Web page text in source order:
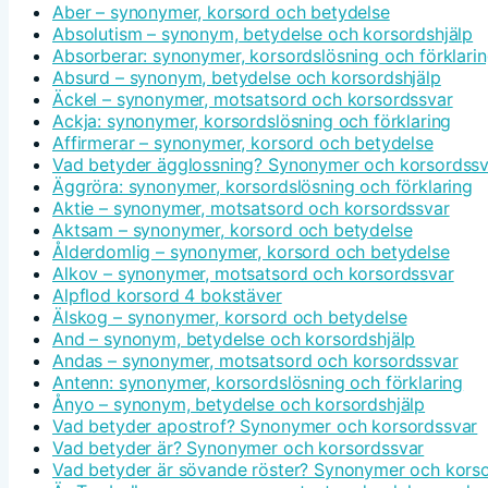
Aber – synonymer, korsord och betydelse
Absolutism – synonym, betydelse och korsordshjälp
Absorberar: synonymer, korsordslösning och
Absurd – synonym, betydelse och korsordshjälp
Äckel – synonymer, motsatsord och korsordssvar
Ackja: synonymer, korsordslösning och förklaring
Affirmerar – synonymer, korsord och betydelse
Vad betyder ägglossning? Synonymer och
Äggröra: synonymer, korsordslösning och förklaring
Aktie – synonymer, motsatsord och korsordssvar
Aktsam – synonymer, korsord och betydelse
Ålderdomlig – synonymer, korsord och betydelse
Alkov – synonymer, motsatsord och korsordssvar
Alpflod korsord 4 bokstäver
Älskog – synonymer, korsord och betydelse
And – synonym, betydelse och korsordshjälp
Andas – synonymer, motsatsord och korsordssvar
Antenn: synonymer, korsordslösning och förklaring
Ånyo – synonym, betydelse och korsordshjälp
Vad betyder apostrof? Synonymer och korsordssvar
Vad betyder är? Synonymer och korsordssvar
Vad betyder är sövande röster? Synonymer och